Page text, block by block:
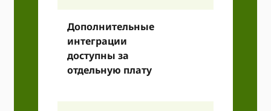
Дополнительные
интеграции
доступны за
отдельную плату